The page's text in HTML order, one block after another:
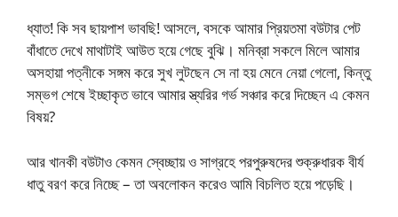
ধ্যাত! কি সব ছায়পাশ ভাবছি! আসলে, বসকে আমার প্রিয়তমা বউটার পেট
বাঁধাতে দেখে মাথাটাই আউত হয়ে গেছে বুঝি। মনিব্রা সকলে মিলে আমার
অসহায়া পত্নীকে সঙ্গম করে সুখ লুটছেন সে না হয় মেনে নেয়া গেলো, কিন্তু
সম্ভগ শেষে ইচ্ছাকৃত ভাবে আমার স্ত্যরির গর্ভ সঞ্চার করে দিচ্ছেন এ কেমন
বিষয়?
আর খানকী বউটাও কেমন স্বেচ্ছায় ও সাগ্রহে পরপুরুষদের শুক্রুধারক বীর্য
ধাতু বরণ করে নিচ্ছে – তা অবলোকন করেও আমি বিচলিত হয়ে পড়েছি।